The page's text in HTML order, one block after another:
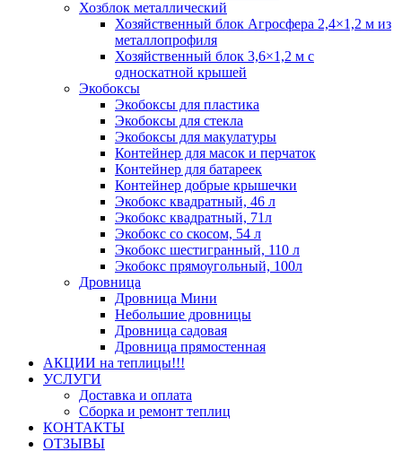
Хозблок металлический
Хозяйственный блок Агросфера 2,4×1,2 м из
металлопрофиля
Хозяйственный блок 3,6×1,2 м с
односкатной крышей
Экобоксы
Экобоксы для пластика
Экобоксы для стекла
Экобоксы для макулатуры
Контейнер для масок и перчаток
Контейнер для батареек
Контейнер добрые крышечки
Экобокс квадратный, 46 л
Экобокс квадратный, 71л
Экобокс со скосом, 54 л
Экобокс шестигранный, 110 л
Экобокс прямоугольный, 100л
Дровница
Дровница Мини
Небольшие дровницы
Дровница садовая
Дровница прямостенная
АКЦИИ на теплицы!!!
УСЛУГИ
Доставка и оплата
Сборка и ремонт теплиц
КОНТАКТЫ
ОТЗЫВЫ